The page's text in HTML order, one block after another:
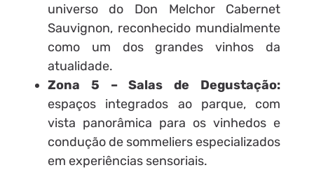
universo do Don Melchor Cabernet
Sauvignon, reconhecido mundialmente
como um dos grandes vinhos da
atualidade.
Zona 5 – Salas de Degustação:
espaços integrados ao parque, com
vista panorâmica para os vinhedos e
condução de sommeliers especializados
em experiências sensoriais.